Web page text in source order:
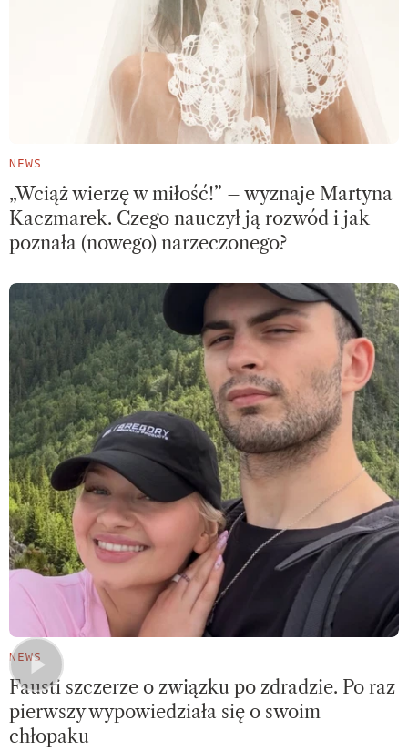
NEWS
„Wciąż wierzę w miłość!” – wyznaje Martyna
Kaczmarek. Czego nauczył ją rozwód i jak
poznała (nowego) narzeczonego?
NEWS
Fausti szczerze o związku po zdradzie. Po raz
pierwszy wypowiedziała się o swoim
chłopaku